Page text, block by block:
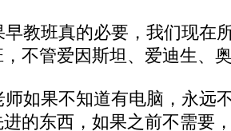
教班真的必要，我们现在
不管爱因斯坦、爱迪生、
如果不知道有电脑，永远
的东西，如果之前不需要